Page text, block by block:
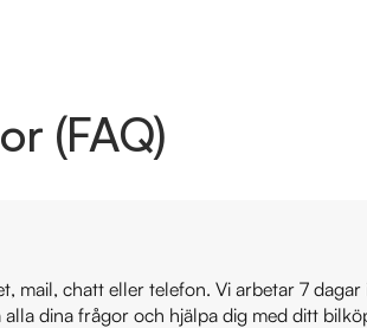
(FAQ)
mail, chatt eller telefon. Vi arbetar 7
dina frågor och hjälpa dig med ditt